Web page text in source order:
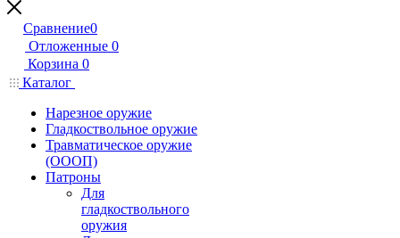
Сравнение0
Отложенные 0
Корзина 0
Каталог
Нарезное оружие
Гладкоствольное оружие
Травматическое оружие
(ОООП)
Патроны
Для
гладкоствольного
оружия